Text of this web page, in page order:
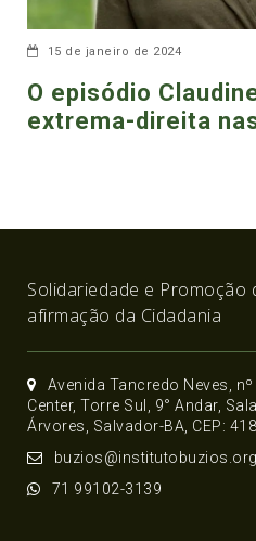
15 de janeiro de 2024
O episódio
extrema-direita
Solidariedade e Promoção
afirmação da Cidadania
Avenida Tancredo Neves,
Center, Torre Sul, 9° Andar,
Árvores, Salvador-BA, CEP:
71 99102-3139